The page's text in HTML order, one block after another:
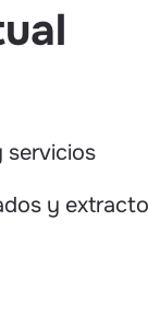
servicios
y